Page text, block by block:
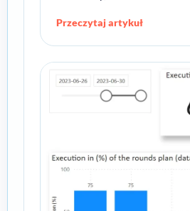
Przeczytaj artykuł